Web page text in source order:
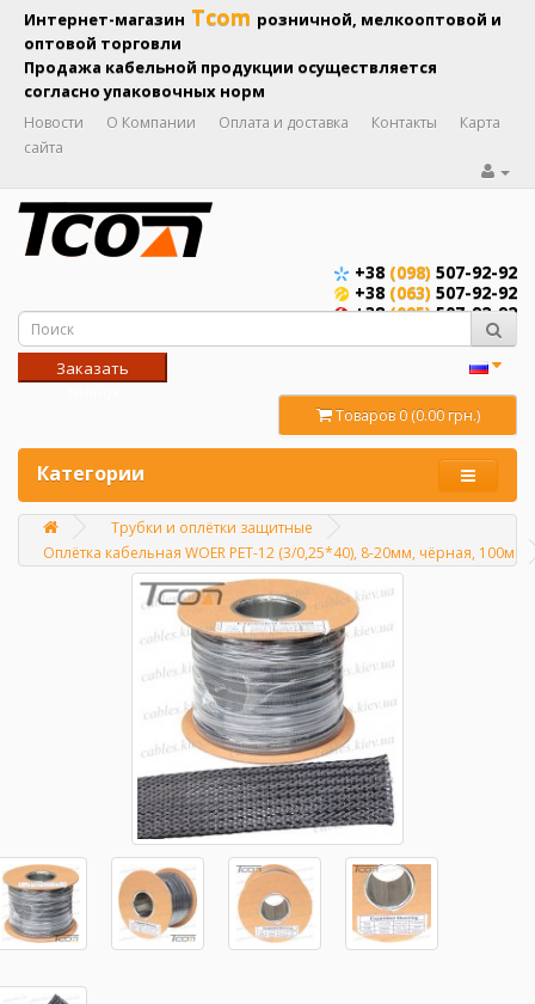
Интернет-магазин Tcom розничной, мелкооптовой и
оптовой торговли
Продажа кабельной продукции осуществляется
согласно упаковочных норм
Новости О Компании Оплата и доставка Контакты
Карта
сайта
+38 (098) 507-92-92
+38 (063) 507-92-92
+38(095)507-92-92
Заказать
Товаров 0 (0.00 грн.)
Категории
Главная
Трубки и оплётки защитные
Оплётка кабельная WOER PET-12 (3/0,25*40), 8-20мм, чёрная, 100м